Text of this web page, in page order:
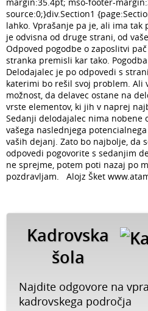
source:0;}div.Section1
lahko. Vprašanje pa je, ali ima tak
je odvisna od druge strani, od
Odpoved pogodbe o zaposlitvi
stranka premisli kar tako.
Delodajalec je po odpovedi s
katerimi bo rešil svoj problem. Ali
možnost, da delavec ostane na
vrste elementov, ki jih v naprej
Sedanji delodajalec nima nobene
vašega naslednjega
vaših dejanj. Zato bo najbolje, da
odpovedi pogovorite s sedanjim
ne sprejme, potem poti nazaj po
pozdravljam. Alojz Šket
Kadrovska
šola
Najdite odgovore na
kadrovskega področja